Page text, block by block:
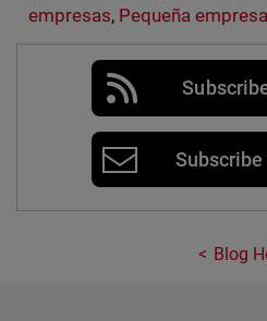
empresas, Pequeña
Subscribe
Blog